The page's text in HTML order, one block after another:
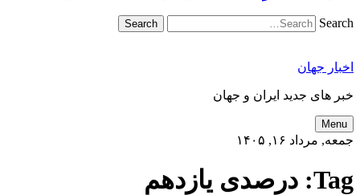
Search
اخبار جهان
خبر های جدید ایران و جهان
Menu
جمعه, مرداد ۱۶, ۱۴۰۵
Tag: درصدی یازدهم